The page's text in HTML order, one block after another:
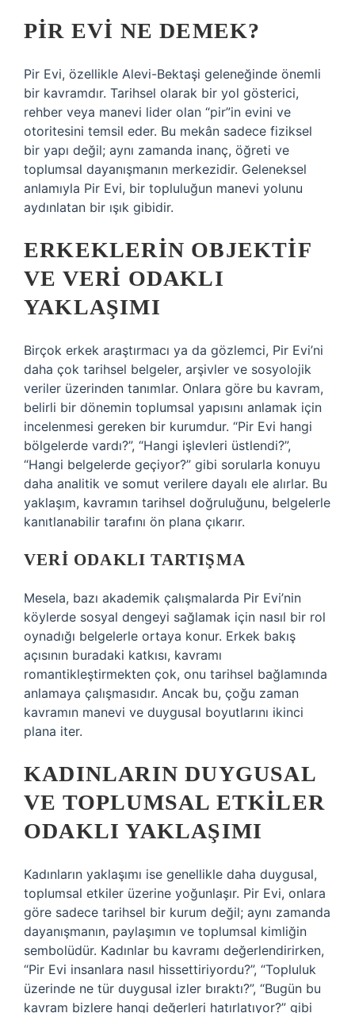
PIR EVI NE DEMEK?
Pir Evi, özellikle Alevi-Bektaşi geleneğinde önemli
bir kavramdır. Tarihsel olarak bir yol gösterici,
rehber veya manevi lider olan “pir”in evini ve
otoritesini temsil eder. Bu mekân sadece fiziksel
bir yapı değil; aynı zamanda inanç, öğreti ve
toplumsal dayanışmanın merkezidir. Geleneksel
anlamıyla Pir Evi, bir topluluğun manevi yolunu
aydınlatan bir ışık gibidir.
ERKEKLERIN OBJEKTIF
VE VERI ODAKLI
YAKLAŞIMI
Birçok erkek araştırmacı ya da gözlemci, Pir Evi’ni
daha çok tarihsel belgeler, arşivler ve sosyolojik
veriler üzerinden tanımlar. Onlara göre bu kavram,
belirli bir dönemin toplumsal yapısını anlamak için
incelenmesi gereken bir kurumdur. “Pir Evi hangi
bölgelerde vardı?”, “Hangi işlevleri üstlendi?”,
“Hangi belgelerde geçiyor?” gibi sorularla konuyu
daha analitik ve somut verilere dayalı ele alırlar. Bu
yaklaşım, kavramın tarihsel doğruluğunu, belgelerle
kanıtlanabilir tarafını ön plana çıkarır.
VERI ODAKLI TARTIŞMA
Mesela, bazı akademik çalışmalarda Pir Evi’nin
köylerde sosyal dengeyi sağlamak için nasıl bir rol
oynadığı belgelerle ortaya konur. Erkek bakış
açısının buradaki katkısı, kavramı
romantikleştirmekten çok, onu tarihsel bağlamında
anlamaya çalışmasıdır. Ancak bu, çoğu zaman
kavramın manevi ve duygusal boyutlarını ikinci
plana iter.
KADINLARIN DUYGUSAL
VE TOPLUMSAL ETKILER
ODAKLI YAKLAŞIMI
Kadınların yaklaşımı ise genellikle daha duygusal,
toplumsal etkiler üzerine yoğunlaşır. Pir Evi, onlara
göre sadece tarihsel bir kurum değil; aynı zamanda
dayanışmanın, paylaşımın ve toplumsal kimliğin
sembolüdür. Kadınlar bu kavramı değerlendirirken,
“Pir Evi insanlara nasıl hissettiriyordu?”, “Topluluk
üzerinde ne tür duygusal izler bıraktı?”, “Bugün bu
kavram bizlere hangi değerleri hatırlatıyor?” gibi